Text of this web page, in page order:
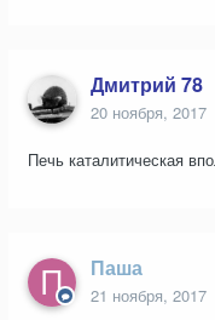
Дмитрий 78
20 ноября, 2017
Печь каталитическая
Паша
21 ноября, 2017